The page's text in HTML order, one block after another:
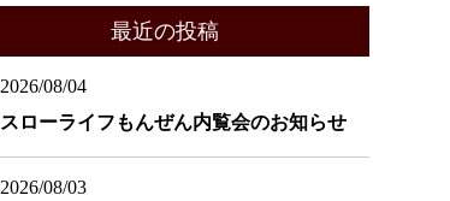
最近の投稿
2026/08/04
スローライフもんぜん内覧会のお知らせ
2026/08/03